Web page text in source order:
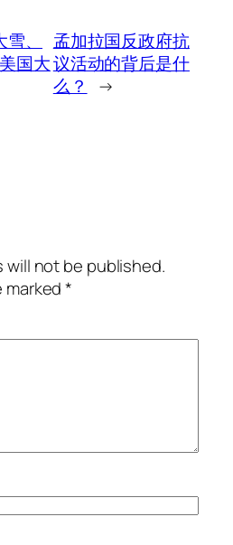
、
国大
孟加拉国反政府抗
议活动的背后是什
么？
→
will not be published.
marked*